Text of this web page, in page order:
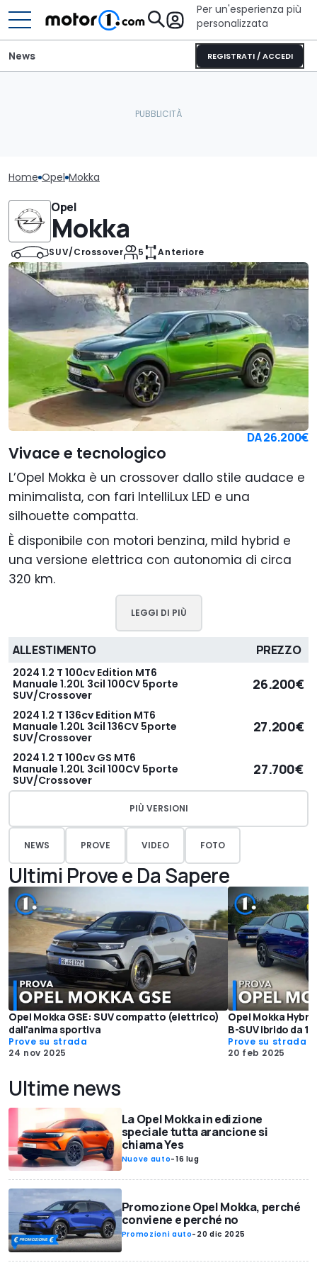
Per un'esperienza più
personalizzata
REGISTRATI / ACCEDI
News
Home Opel Mokka
Opel
Mokka
SUV/Crossover 5 Anteriore
DA26.200€
Vivace e tecnologico
L’Opel Mokka è un crossover dallo stile audace e
minimalista, con fari IntelliLux LED e una
silhouette compatta.
È disponibile con motori benzina, mild hybrid e
una versione elettrica con autonomia di circa
320 km.
LEGGI DI PIÙ
ALLESTIMENTO PREZZO
2024 1.2 T 100cv Edition MT6
Manuale 1.20L 3cil 100CV 5porte
SUV/Crossover
26.200€
2024 1.2 T 136cv Edition MT6
Manuale 1.20L 3cil 136CV 5porte
SUV/Crossover
27.200€
2024 1.2 T 100cv GS MT6
Manuale 1.20L 3cil 100CV 5porte
SUV/Crossover
27.700€
PIÙ VERSIONI
NEWS PROVE VIDEO FOTO
Ultimi Prove e Da Sapere
Opel Mokka GSE: SUV compatto (elettrico)
dall'anima sportiva
Prove su strada
24 nov 2025
Opel Mokka
B-SUV ibrido da
Prove su strada
20 feb 2025
Ultime news
La Opel Mokka in edizione
speciale tutta arancione si
chiama Yes
Nuove auto-16 lug
Promozione Opel Mokka, perché
conviene e perché no
Promozioni auto- 20 dic 2025